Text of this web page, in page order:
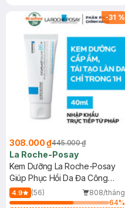
-31 %
308.000 ₫445.000 ₫
La Roche-Posay
Kem Dưỡng La Roche-Posay
Giúp Phục Hồi Da Đa Công
Dụng 40ml
4.9 (56)
808/tháng
64%